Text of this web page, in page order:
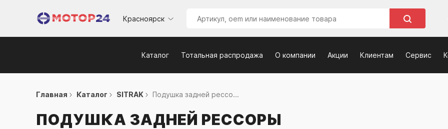
Красноярск
Каталог Тотальная распродажа О компании Акции Клиентам Сервис
Главная Каталог SITRAK Подушка задней рессо...
ПОДУШКА ЗАДНЕЙ РЕССОРЫ